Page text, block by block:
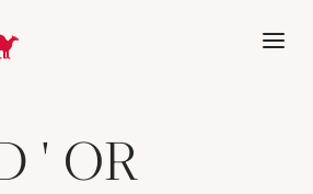
Aller à l'accueil de Crédit Municipal
' OR